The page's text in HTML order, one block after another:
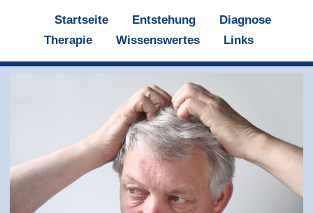
Startseite Entstehung
Diagnose
Therapie
Wissenswertes Links